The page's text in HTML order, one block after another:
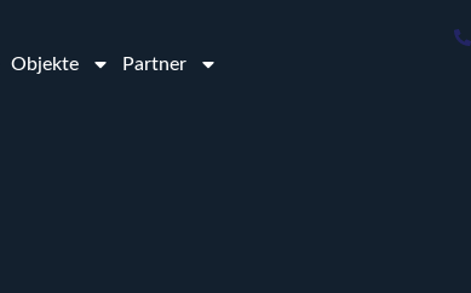
Objekte Partner